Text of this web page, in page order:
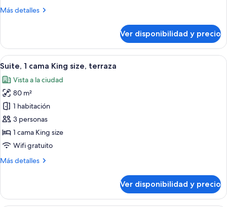
2
Más detalles
Más
ejecutiva
con
2
individuales
Ver disponibilidad y precio
Ver
todas
las
fotos
de
Suite,
1
cama
size,
Una habitación de hotel moderna
6
Suite, 1 cama King size, terraza
Vista a la ciudad
80 m²
1 habitación
3 personas
1 cama King size
Wifi gratuito
Más detalles
Más
1
Ver disponibilidad y precio